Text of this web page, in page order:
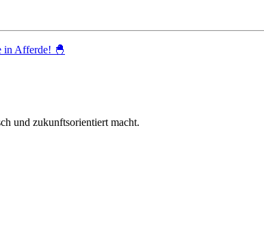
in Afferde! 🐣
und zukunftsorientiert macht.